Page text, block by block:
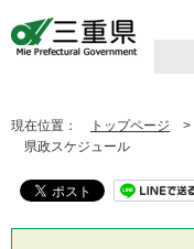
現在位置： トップページ >
県政スケジュール